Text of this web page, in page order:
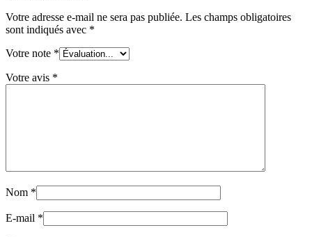
Votre adresse e-mail ne sera pas publiée. Les champs obligatoires
sont indiqués avec *
Votre note *
Votre avis *
Nom *
E-mail *